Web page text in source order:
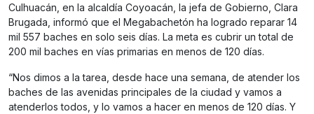
Culhuacán, en la alcaldía Coyoacán, la jefa de Gobierno, Clara
Brugada, informó que el Megabachetón ha logrado reparar 14
mil 557 baches en solo seis días. La meta es cubrir un total de
200 mil baches en vías primarias en menos de 120 días.
“Nos dimos a la tarea, desde hace una semana, de atender los
baches de las avenidas principales de la ciudad y vamos a
atenderlos todos, y lo vamos a hacer en menos de 120 días. Y